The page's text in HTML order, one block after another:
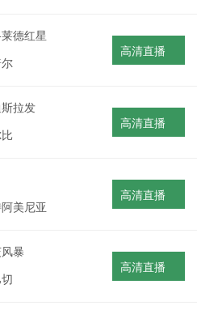
德红星
高清直播
拉发
高清直播
美尼亚
高清直播
暴
高清直播